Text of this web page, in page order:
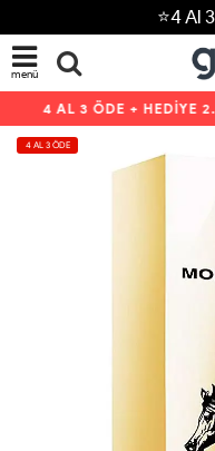
⭐4 Al
menü
4 AL 3 ÖDE + HEDİYE 2.
4 AL 3 ÖDE